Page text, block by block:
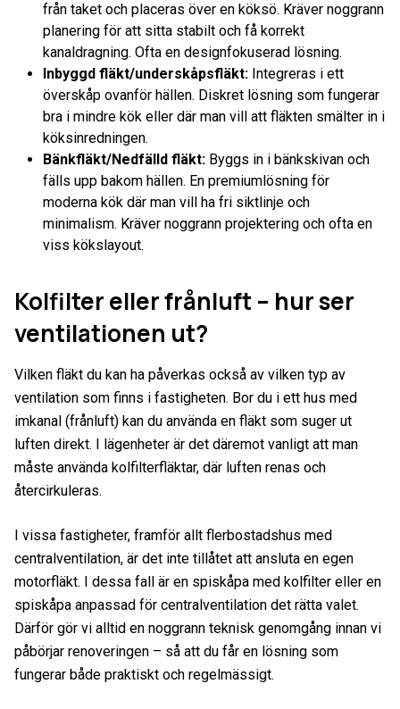
från taket och placeras över en köksö. Kräver noggrann
planering för att sitta stabilt och få korrekt
kanaldragning. Ofta en designfokuserad lösning.
Inbyggd fläkt/underskåpsfläkt: Integreras i ett
överskåp ovanför hällen. Diskret lösning som fungerar
bra i mindre kök eller där man vill att fläkten smälter in i
köksinredningen.
Bänkfläkt/Nedfälld fläkt: Byggs in i bänkskivan och
fälls upp bakom hällen. En premiumlösning för
moderna kök där man vill ha fri siktlinje och
minimalism. Kräver noggrann projektering och ofta en
viss kökslayout.
Kolfilter eller frånluft – hur ser
ventilationen ut?
Vilken fläkt du kan ha påverkas också av vilken typ av
ventilation som finns i fastigheten. Bor du i ett hus med
imkanal (frånluft) kan du använda en fläkt som suger ut
luften direkt. I lägenheter är det däremot vanligt att man
måste använda kolfilterfläktar, där luften renas och
återcirkuleras.
I vissa fastigheter, framför allt flerbostadshus med
centralventilation, är det inte tillåtet att ansluta en egen
motorfläkt. I dessa fall är en spiskåpa med kolfilter eller en
spiskåpa anpassad för centralventilation det rätta valet.
Därför gör vi alltid en noggrann teknisk genomgång innan vi
påbörjar renoveringen – så att du får en lösning som
fungerar både praktiskt och regelmässigt.